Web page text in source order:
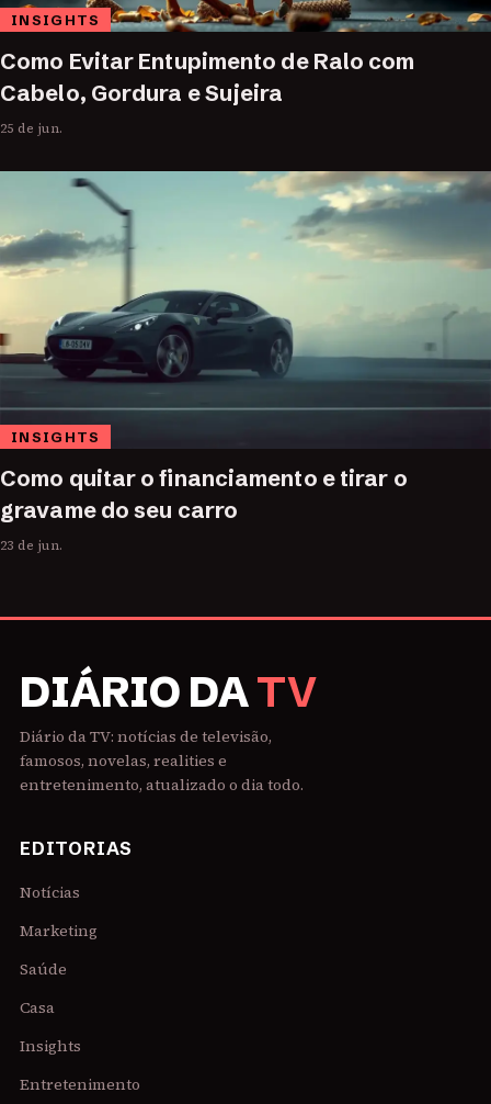
INSIGHTS
Como Evitar Entupimento de Ralo com
Cabelo, Gordura e Sujeira
25 de jun.
INSIGHTS
Como quitar o financiamento e tirar o
gravame do seu carro
23 de jun.
DIÁRIO DATV
Diário da TV: notícias de televisão,
famosos, novelas, realities e
entretenimento, atualizado o dia todo.
EDITORIAS
Notícias
Marketing
Saúde
Casa
Insights
Entretenimento